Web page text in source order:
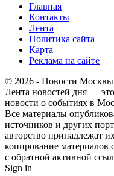
Главная
Контакты
Лента
Политика сайта
Карта
Реклама на сайте
© 2026 - Новости
Лента новостей дня —
новости о событиях в
Все материалы
источников и других
авторство принадлежат
копирование материалов
с обратной активной
Sign in